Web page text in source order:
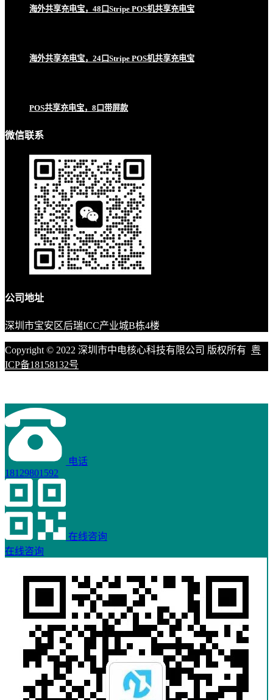
海外共享充电宝，48口Stripe POS机共享充电宝
海外共享充电宝，24口Stripe POS机共享充电宝
POS共享充电宝，8口带屏款
微信联系
公司地址
深圳市宝安区后瑞ICC产业城B栋4楼
Copyright © 2022 深圳市中电核心科技有限公司 版权所有 粤
ICP备18158132号
电话
18129801592
在线咨询
在线咨询